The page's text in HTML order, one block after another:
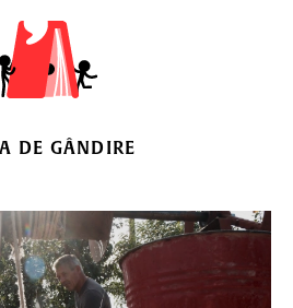
DE GÂNDIRE